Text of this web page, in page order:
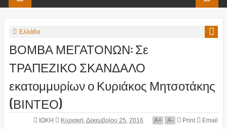
Ελλάδα
ΒΟΜΒΑ ΜΕΓΑΤΟΝΩΝ: Σε
ΤΡΑΠΕΖΙΚΟ ΣΚΑΝΔΑΛΟ
εκατομμυρίων ο Κυριάκος Μητσοτάκης
(ΒΙΝΤΕΟ)
ΙΩΚΗ Κυριακή, Δεκεμβρίου 25, 2016 A+ A- Print Email